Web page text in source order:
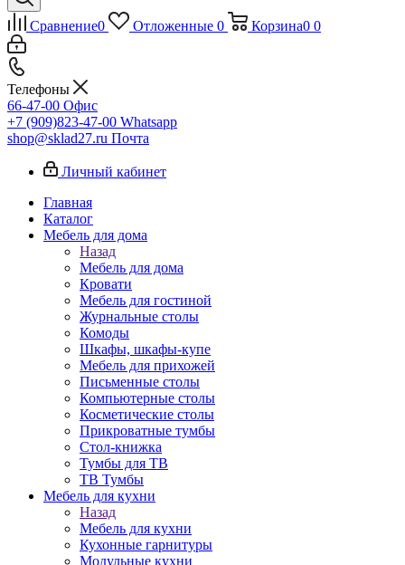
Сравнение0 Отложенные 0 Корзина0 0
Телефоны
66-47-00 Офис
+7 (909)823-47-00 Whatsapp
shop@sklad27.ru Почта
Личный кабинет
Главная
Каталог
Мебель для дома
Назад
Мебель для дома
Кровати
Мебель для гостиной
Журнальные столы
Комоды
Шкафы, шкафы-купе
Мебель для прихожей
Письменные столы
Компьютерные столы
Косметические столы
Прикроватные тумбы
Стол-книжка
Тумбы для ТВ
ТВ Тумбы
Мебель для кухни
Назад
Мебель для кухни
Кухонные гарнитуры
Модульные кухни